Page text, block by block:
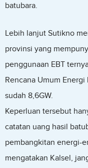
batubara.
Lebih lanjut Sutikno
provinsi yang
penggunaan EBT
Rencana Umum
sudah 8,6GW.
Keperluan tersebut
catatan uang hasil
pembangkitan energi-
mengatakan Kalsel,